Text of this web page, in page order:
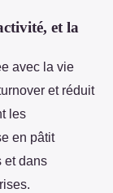
et la
avec la vie
et réduit
les
en pâtit
et dans